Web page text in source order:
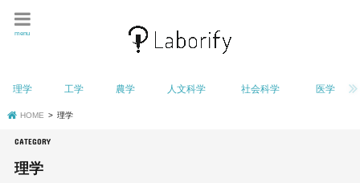
menu
理学 工学 農学 人文科学 社会科学 医学
HOME 理学
理学